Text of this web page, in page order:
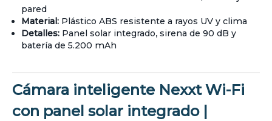
pared
Material: Plástico ABS resistente a rayos UV y clima
Detalles: Panel solar integrado, sirena de 90 dB y
batería de 5.200 mAh
Cámara inteligente Nexxt Wi-Fi
con panel solar integrado |